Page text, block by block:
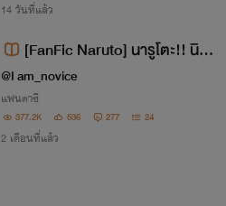
ไม่อาจฝืน การตัดสินใจอาจไม่ใช่ทุกสิ่งที่กำห
14 วันที่แล้ว
[FanFic Naruto] นารูโตะ!! นินจ
าผู้เป็นอมตะ (รีไรท์V3)
@I am_novice
แฟนตาซี
377.2K 536 277 24
2 เดือนที่แล้ว